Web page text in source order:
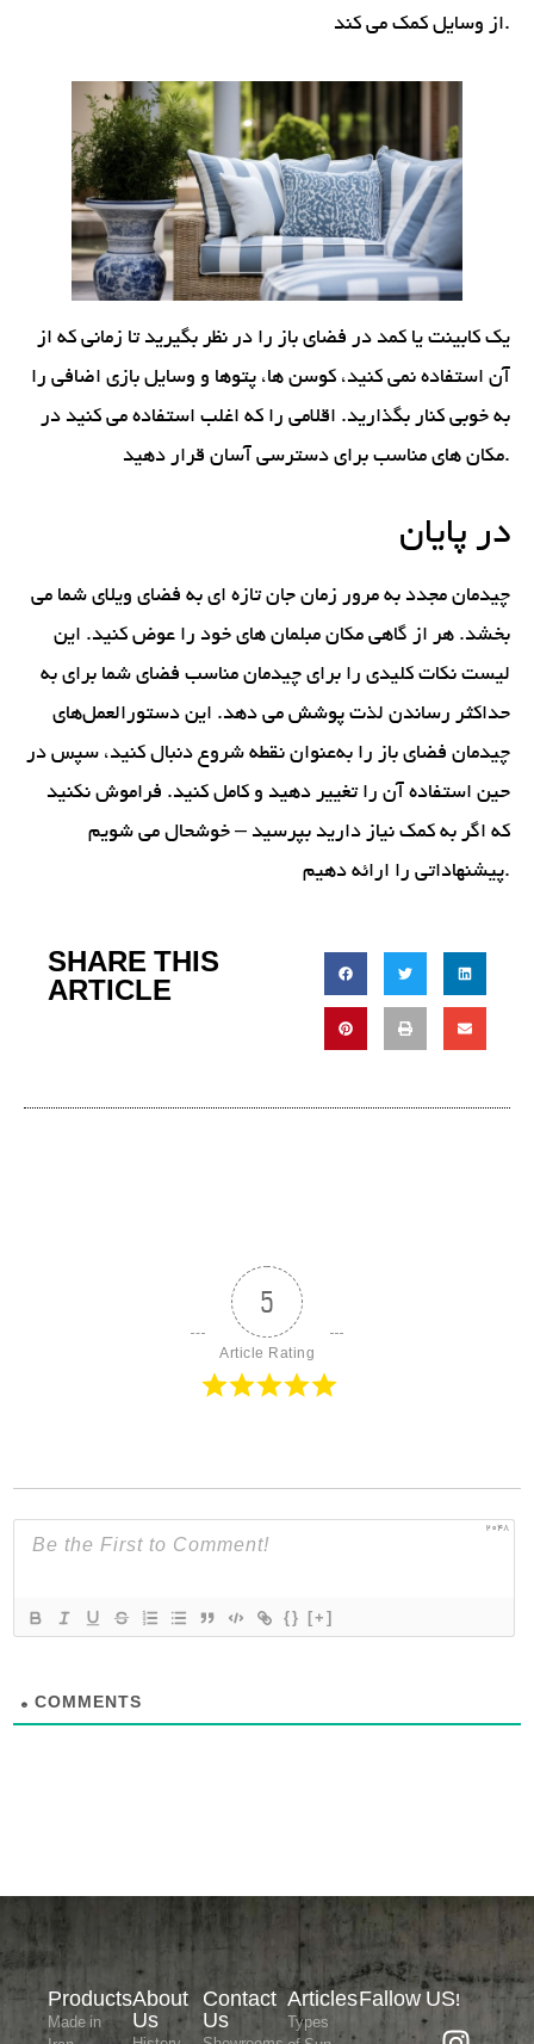
از وسایل کمک می کند.
یک کابینت یا کمد در فضای باز را در نظر بگیرید تا زمانی که از
آن استفاده نمی کنید، کوسن ها، پتوها و وسایل بازی اضافی را
به خوبی کنار بگذارید. اقلامی را که اغلب استفاده می کنید در
مکان های مناسب برای دسترسی آسان قرار دهید.
در پایان
چیدمان مجدد به مرور زمان جان تازه ای به فضای ویلای شما می
بخشد. هر از گاهی مکان مبلمان های خود را عوض کنید. این
لیست نکات کلیدی را برای چیدمان مناسب فضای شما برای به
حداکثر رساندن لذت پوشش می دهد. این دستورالعمل‌های
چیدمان فضای باز را به‌عنوان نقطه شروع دنبال کنید، سپس در
حین استفاده آن را تغییر دهید و کامل کنید. فراموش نکنید
که اگر به کمک نیاز دارید بپرسید – خوشحال می شویم
پیشنهاداتی را ارائه دهیم.
SHARE THIS
ARTICLE
5
Article Rating
2048
{} [+]
0 COMMENTS
Products
Made in
About
Us
Contact
Us
Articles
Types
Fallow US!